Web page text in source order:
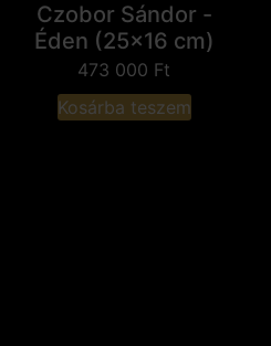
Czobor Sándor -
Éden (25x16 cm)
473 000 Ft
Kosárba teszem